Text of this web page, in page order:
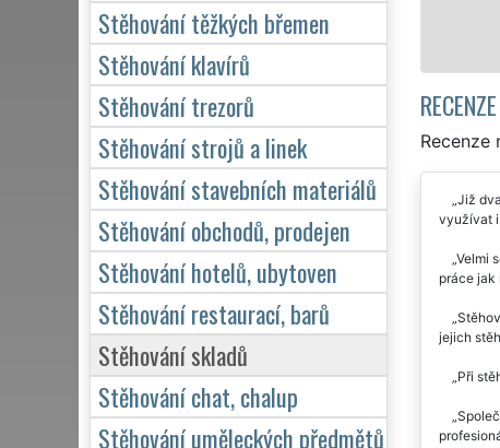
RECENZE
Recenze
Již
využívat i
Velmi
práce jak
jejich
Při
Stěhování těžkých břemen
Stěhování klavírů
Stěhování trezorů
Stěhování strojů a linek
Stěhování stavebních materiálů
Stěhování obchodů, prodejen
Stěhování hotelů, ubytoven
Stěhování restaurací, barů
Stěhování skladů
Stěhování chat, chalup
Stěhování uměleckých předmětů